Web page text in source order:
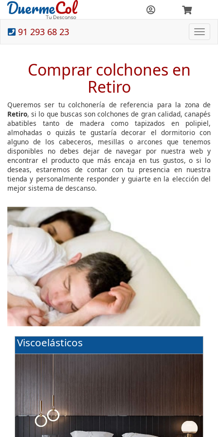
91 293 68 23
Comprar colchones en
Retiro
Queremos ser tu colchonería de referencia para la zona de
Retiro, si lo que buscas son colchones de gran calidad, canapés
abatibles tanto de madera como tapizados en polipiel,
almohadas o quizás te gustaría decorar el dormitorio con
alguno de los cabeceros, mesillas o arcones que tenemos
disponibles no debes dejar de navegar por nuestra web y
encontrar el producto que más encaja en tus gustos, o si lo
deseas, estaremos de contar con tu presencia en nuestra
tienda y personalmente responder y guiarte en la elección del
mejor sistema de descanso.
Viscoelásticos